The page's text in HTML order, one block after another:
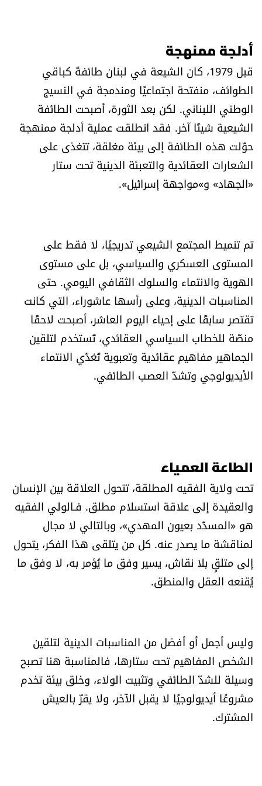
منوّعات
حظّك اليوم
للتاريخ
فيديو
من نحن
شروط الاستخدام
شروط الإشتراك
Digital solutions by
أدلجة ممنهجة
قبل 1979، كان الشيعة في لبنان طائفةً كباقي
الطوائف، منفتحة اجتماعيًا ومندمجة في النسيج
الوطني اللبناني. لكن بعد الثورة، أصبحت الطائفة
الشيعية شيئًا آخر. فقد انطلقت عملية أدلجة ممنهجة
حوّلت هذه الطائفة إلى بيئة مغلقة، تتغذى على
الشعارات العقائدية والتعبئة الدينية تحت ستار
«الجهاد» و»مواجهة إسرائيل».
تم تنميط المجتمع الشيعي تدريجيًا، لا فقط على
المستوى العسكري والسياسي، بل على مستوى
الهوية والانتماء والسلوك الثقافي اليومي. حتى
المناسبات الدينية، وعلى رأسها عاشوراء، التي كانت
تقتصر سابقًا على إحياء اليوم العاشر، أصبحت لاحقًا
منصّة للخطاب السياسي العقائدي، تُستخدم لتلقين
الجماهير مفاهيم عقائدية وتعبوية تُغذّي الانتماء
الأيديولوجي وتشدّ العصب الطائفي.
الطاعة العمياء
تحت ولاية الفقيه المطلقة، تتحول العلاقة بين الإنسان
والعقيدة إلى علاقة استسلام مطلق. فـالولي الفقيه
هو «المسدّد بعيون المهدي»، وبالتالي لا مجال
لمناقشة ما يصدر عنه. كل من يتلقى هذا الفكر، يتحول
إلى متلقٍ بلا نقاش، يسير وفق ما يُؤمر به، لا وفق ما
يُقنعه العقل والمنطق.
وليس أجمل أو أفضل من المناسبات الدينية لتلقين
الشخص المفاهيم تحت ستارها، فالمناسبة هنا تصبح
وسيلة للشدّ الطائفي وتثبيت الولاء، وخلق بيئة تخدم
مشروعًا أيديولوجيًا لا يقبل الآخر، ولا يقرّ بالعيش
المشترك.